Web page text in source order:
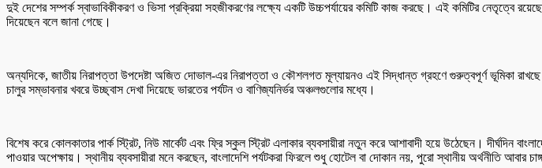
দুই দেশের সম্পর্ক স্বাভাবিকীকরণ ও ভিসা প্রক্রিয়া সহজীকরণের লক্ষ্যে একটি উচ্চপর্যায়ের কমিটি কাজ করছে। এই কমিটির
দিয়েছেন বলে জানা গেছে।
অন্যদিকে, জাতীয় নিরাপত্তা উপদেষ্টা অজিত দোভাল-এর নিরাপত্তা ও কৌশলগত মূল্যায়নও এই সিদ্ধান্ত গ্রহণে গুরুত্বপূর্ণ ভূমিকা
চালুর সম্ভাবনার খবরে উচ্ছ্বাস দেখা দিয়েছে ভারতের পর্যটন ও বাণিজ্যনির্ভর অঞ্চলগুলোর মধ্যে।
বিশেষ করে কোলকাতার পার্ক স্ট্রিট, নিউ মার্কেট এবং ফ্রি স্কুল স্ট্রিট এলাকার ব্যবসায়ীরা নতুন করে আশাবাদী হয়ে উঠেছেন। দীর্ঘদিন
পাওয়ার অপেক্ষায়। স্থানীয় ব্যবসায়ীরা মনে করছেন, বাংলাদেশি পর্যটকরা ফিরলে শুধু হোটেল বা দোকান নয়, পুরো স্থানীয় অর্থনীতি আবার